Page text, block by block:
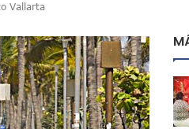
Calle Margarita
Godoy
De Nuevo Nayarit
Vallarta